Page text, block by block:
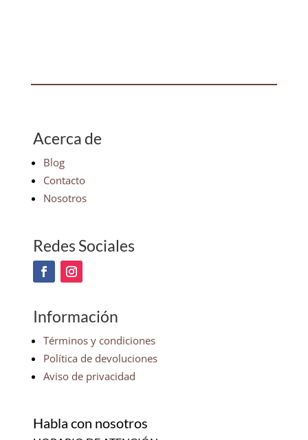
Acerca de
Blog
Contacto
Nosotros
Redes Sociales
Información
Términos y condiciones
Política de devoluciones
Aviso de privacidad
Habla con nosotros